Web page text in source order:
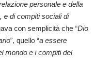
personale e della
e di compiti sociali di
con semplicità che “Dio
”, quello “a essere
mondo e i compiti del